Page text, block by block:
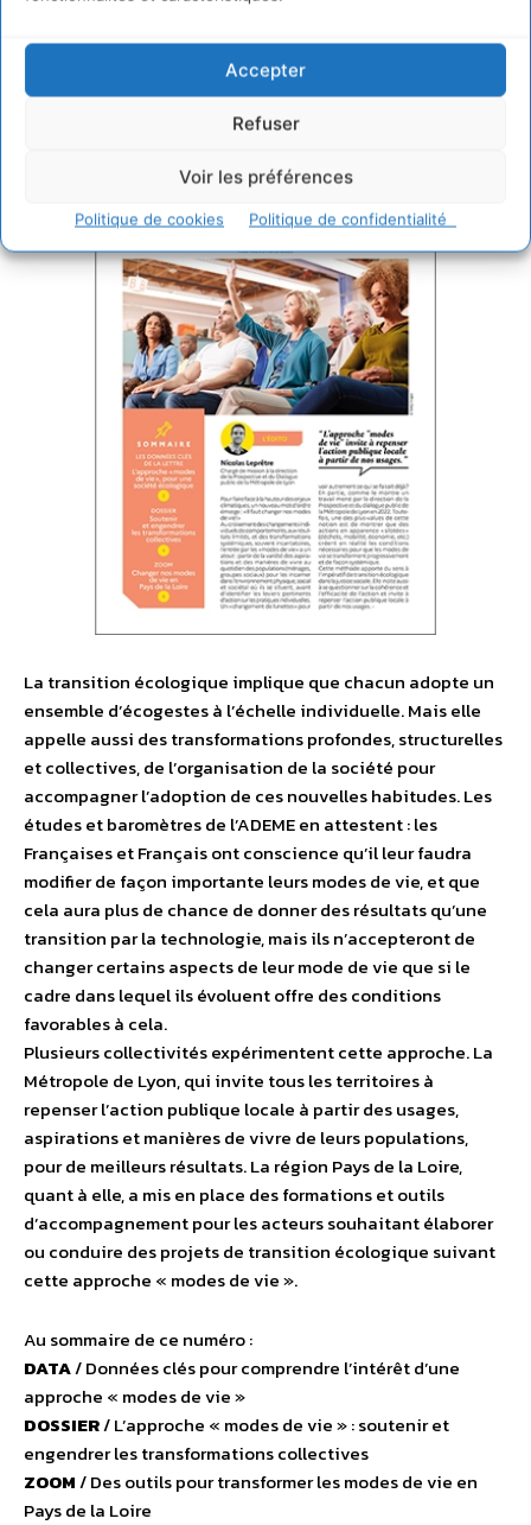
Accepter
Refuser
Voir les préférences
Politique de cookies Politique de confidentialité
Comprendre l’intérêt d’une
approche « modes de vie » dans les
politiques publiques locales
La transition écologique implique que chacun adopte un
ensemble d’écogestes à l’échelle individuelle. Mais elle
appelle aussi des transformations profondes, structurelles
et collectives, de l’organisation de la société pour
accompagner l’adoption de ces nouvelles habitudes. Les
études et baromètres de l’ADEME en attestent : les
Françaises et Français ont conscience qu’il leur faudra
modifier de façon importante leurs modes de vie, et que
cela aura plus de chance de donner des résultats qu’une
transition par la technologie, mais ils n’accepteront de
changer certains aspects de leur mode de vie que si le
cadre dans lequel ils évoluent offre des conditions
favorables à cela.
Plusieurs collectivités expérimentent cette approche. La
Métropole de Lyon, qui invite tous les territoires à
repenser l’action publique locale à partir des usages,
aspirations et manières de vivre de leurs populations,
pour de meilleurs résultats. La région Pays de la Loire,
quant à elle, a mis en place des formations et outils
d’accompagnement pour les acteurs souhaitant élaborer
ou conduire des projets de transition écologique suivant
cette approche « modes de vie ».
Au sommaire de ce numéro :
DATA/ Données clés pour comprendre l’intérêt d’une
approche « modes de vie »
DOSSIER/ L’approche « modes de vie » : soutenir et
engendrer les transformations collectives
ZOOM/ Des outils pour transformer les modes de vie en
Pays de la Loire